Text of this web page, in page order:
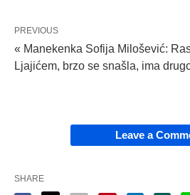
PREVIOUS
« Manekenka Sofija Milošević:
Ljajićem, brzo se snašla, ima
Leave a
SHARE